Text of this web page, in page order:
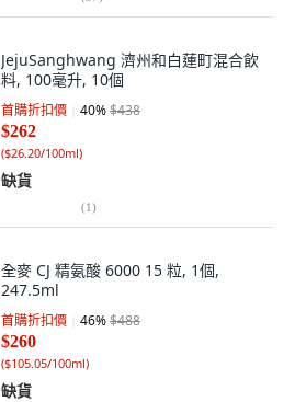
JejuSanghwang 濟州和白蓮町混合飲
料, 100毫升, 10個
首購折扣價 40%$438
$262
($26.20/100ml)
缺貨
(1)
全麥 CJ 精氨酸 6000 15 粒, 1個,
247.5ml
首購折扣價 46%$488
$260
($105.05/100ml)
缺貨